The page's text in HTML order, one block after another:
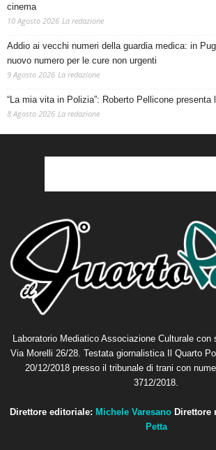
cinema
10 Agosto 2026 La redazione
Addio ai vecchi numeri della guardia medica: in
nuovo numero per le cure non urgenti
9 Agosto 2026 La redazione
“La mia vita in Polizia”: Roberto Pellicone presenta
8 Agosto 2026 La redazione
Laboratorio Mediatico Associazione Culturale con
Via Morelli 26/28. Testata giornalistica Il Quarto
20/12/2018 presso il tribunale di trani con
3712/2018.
Direttore editoriale: Michele Varesano Direttore
Petta